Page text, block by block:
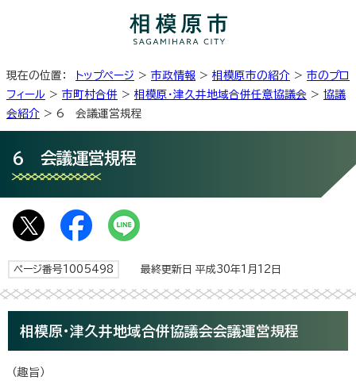
現在の位置： トップページ > 市政情報 > 相模原市の紹介 > 市のプロ
フィール > 市町村合併 > 相模原・津久井地域合併任意協議会 > 協議
会紹介 > 6 会議運営規程
6 会議運営規程
ページ番号1005498 最終更新日 平成30年1月12日
相模原・津久井地域合併協議会会議運営規程
（趣旨）